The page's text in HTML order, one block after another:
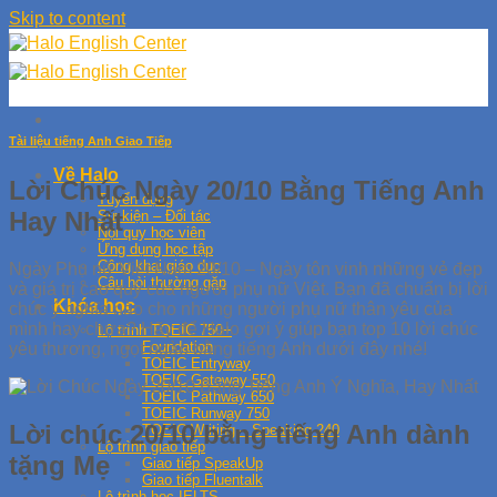
Skip to content
Về Halo
Tuyển dụng
Sự kiện – Đối tác
Nội quy học viên
Ứng dụng học tập
Công khai giáo dục
Câu hỏi thường gặp
Khóa học
Lộ trình TOEIC 750+
Foundation
TOEIC Entryway
TOEIC Gateway 550
TOEIC Pathway 650
TOEIC Runway 750
TOEIC Writing – Speaking 240
Lộ trình giao tiếp
Giao tiếp SpeakUp
Giao tiếp Fluentalk
Tài liệu tiếng Anh Giao Tiếp
Lời Chúc Ngày 20/10 Bằng Tiếng Anh
Hay Nhất
Ngày Phụ nữ Việt Nam 20/10 – Ngày tôn vinh những vẻ đẹp
và giá trị cao quý của người phụ nữ Việt. Bạn đã chuẩn bị lời
chúc ý nghĩa nào cho những người phụ nữ thân yêu của
mình hay chưa? Hãy để Halo gợi ý giúp bạn top 10 lời chúc
yêu thương, ngọt ngào bằng tiếng Anh dưới đây nhé!
Lời chúc 20/10 bằng tiếng Anh dành
tặng Mẹ